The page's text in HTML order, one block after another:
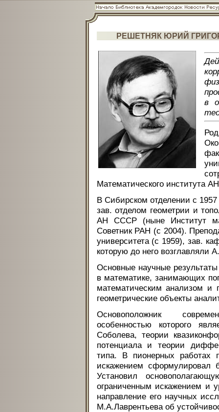
РЕШЕТНЯК ЮРИЙ
в
Математического института
В Сибирском отделении с
зав. отделом геометрии и
АН СССР (ныне Институт
Советник РАН (с 2004).
университета (с 1959), зав.
которую до него возглавляли
Основные научные
в математике, занимающих
математическим анализом и
геометрические объекты
Основоположник
особенностью которого
Соболева, теории
потенциала и теории
типа. В пионерных работах
искажением сформулировал
Установил
ограниченным искажением и
направление его научных
М.А.Лаврентьева об